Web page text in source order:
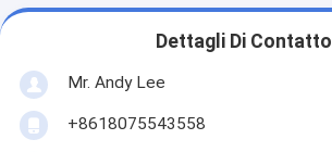
Dettagli Di Contatto
Mr. Andy Lee
+8618075543558